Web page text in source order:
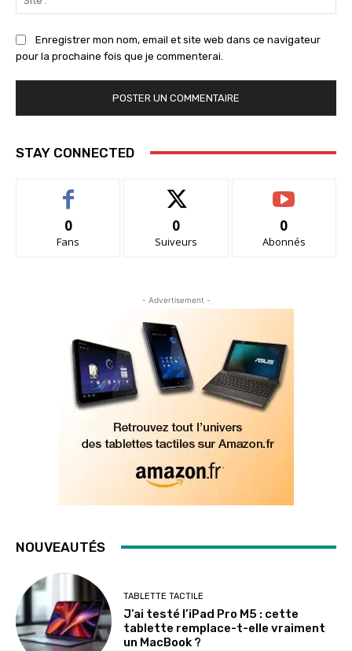
:
Enregistrer mon nom, email et site web dans ce navigateur
pour la prochaine fois que je commenterai.
STAY CONNECTED
0
Fans
0
Suiveurs
0
Abonnés
- Advertisement -
NOUVEAUTÉS
TABLETTE TACTILE
J’ai testé l’iPad Pro M5 : cette
tablette remplace-t-elle vraiment
un MacBook ?